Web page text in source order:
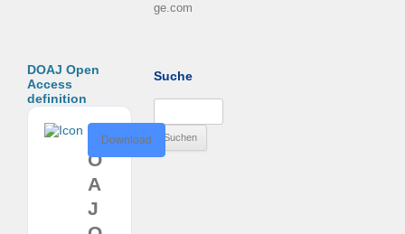
ge.com
DOAJ Open
Access
definition
O
A
J
Download
Suche
nach: